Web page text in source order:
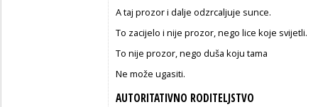
A taj prozor i dalje odzrcaljuje sunce.
To zacijelo i nije prozor, nego lice koje svijetli.
To nije prozor, nego duša koju tama
Ne može ugasiti.
AUTORITATIVNO RODITELJSTVO